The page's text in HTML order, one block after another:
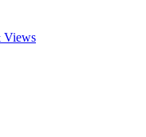
Views